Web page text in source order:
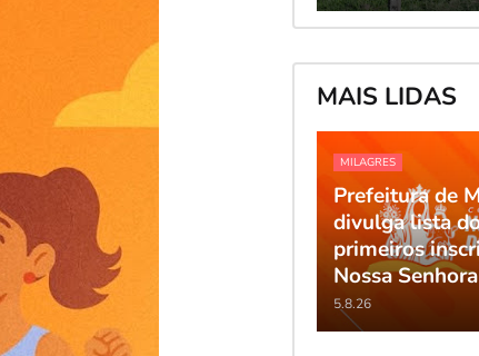
MAIS LIDAS
MILAGRES
Prefeitura de
divulga lista
primeiros
Nossa
5.8.26